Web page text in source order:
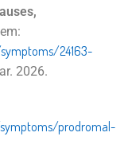
24163-
2026.
prodromal-